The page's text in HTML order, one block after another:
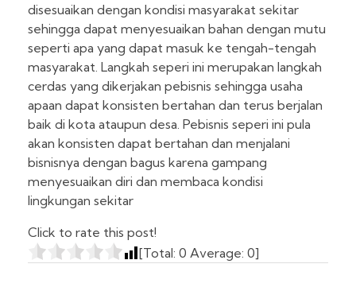
disesuaikan dengan kondisi masyarakat sekitar
sehingga dapat menyesuaikan bahan dengan mutu
seperti apa yang dapat masuk ke tengah-tengah
masyarakat. Langkah seperi ini merupakan langkah
cerdas yang dikerjakan pebisnis sehingga usaha
apaan dapat konsisten bertahan dan terus berjalan
baik di kota ataupun desa. Pebisnis seperi ini pula
akan konsisten dapat bertahan dan menjalani
bisnisnya dengan bagus karena gampang
menyesuaikan diri dan membaca kondisi
lingkungan sekitar
Click to rate this post!
[Total: 0 Average: 0]